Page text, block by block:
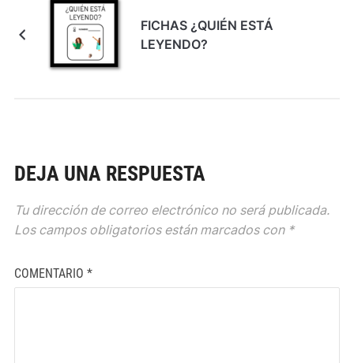
FICHAS ¿QUIÉN ESTÁ
LEYENDO?
DEJA UNA RESPUESTA
Tu dirección de correo electrónico no será publicada.
Los campos obligatorios están marcados con *
COMENTARIO *